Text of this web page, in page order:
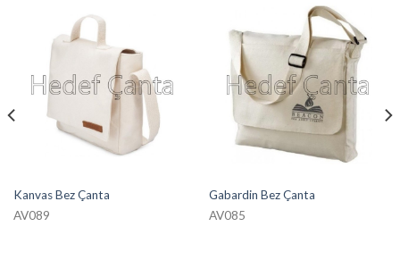
Kanvas Bez Çanta
AV089
Gabardin Bez Çanta
AV085